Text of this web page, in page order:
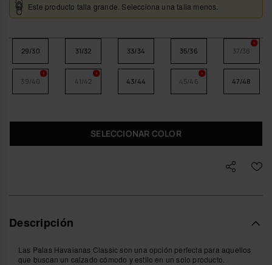
Este producto talla grande. Selecciona una talla menos.
29/30 31/32 33/34 35/36 37/38
39/40 41/42 43/44 45/46 47/48
SELECCIONAR COLOR
Descripción
Las Palas Havaianas Classic son una opción perfecta para aquellos
que buscan un calzado cómodo y estilo en un solo producto.